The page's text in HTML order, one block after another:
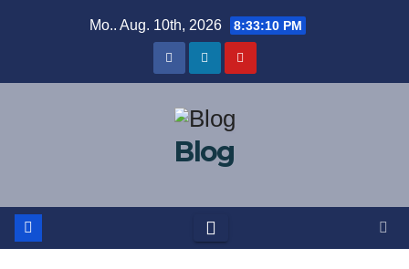
Mo.. Aug. 10th, 2026 8:33:10 PM
Blog